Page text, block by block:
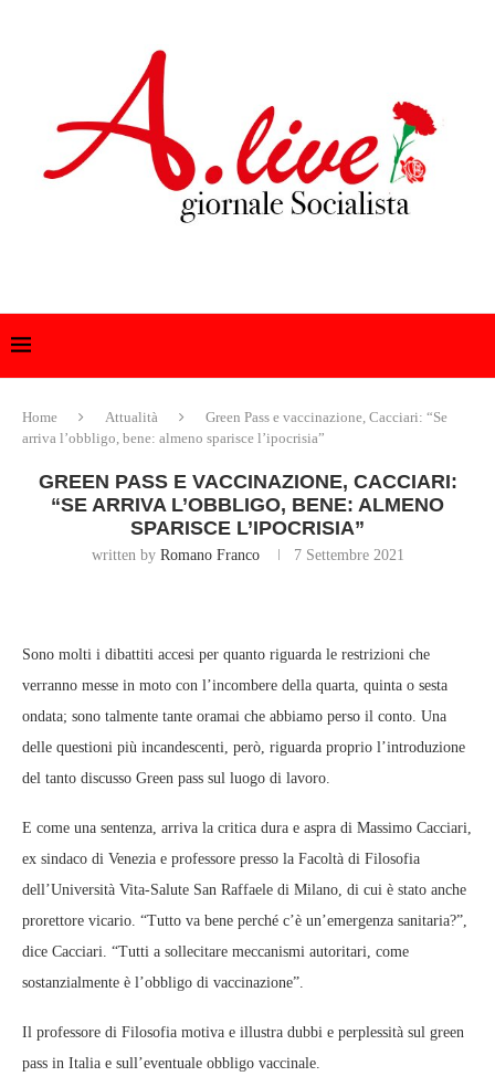
Home Attualità
Green Pass e vaccinazione, Cacciari: “Se
arriva l’obbligo, bene: almeno sparisce l’ipocrisia”
GREEN PASS E VACCINAZIONE, CACCIARI:
“SE ARRIVA L’OBBLIGO, BENE: ALMENO
SPARISCE L’IPOCRISIA”
written by Romano Franco 7 Settembre 2021
Sono molti i dibattiti accesi per quanto riguarda le restrizioni che
verranno messe in moto con l’incombere della quarta, quinta o sesta
ondata; sono talmente tante oramai che abbiamo perso il conto. Una
delle questioni più incandescenti, però, riguarda proprio l’introduzione
del tanto discusso Green pass sul luogo di lavoro.
E come una sentenza, arriva la critica dura e aspra di Massimo Cacciari,
ex sindaco di Venezia e professore presso la Facoltà di Filosofia
dell’Università Vita-Salute San Raffaele di Milano, di cui è stato anche
prorettore vicario. “Tutto va bene perché c’è un’emergenza sanitaria?”,
dice Cacciari. “Tutti a sollecitare meccanismi autoritari, come
sostanzialmente è l’obbligo di vaccinazione”.
Il professore di Filosofia motiva e illustra dubbi e perplessità sul green
pass in Italia e sull’eventuale obbligo vaccinale.